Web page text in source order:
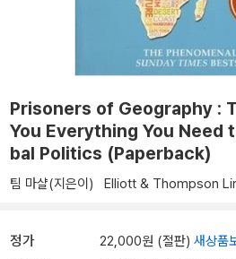
Prisoners of Geography :
You Everything You Need
bal Politics (Paperback)
팀 마샬(지은이) Elliott & Thompson
정가 22,000원 (절판) 새상품